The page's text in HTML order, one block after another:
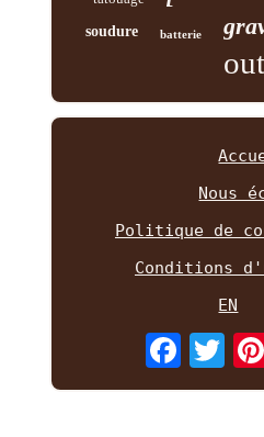
soudure batterie
Nous
Politique de
Conditions
EN